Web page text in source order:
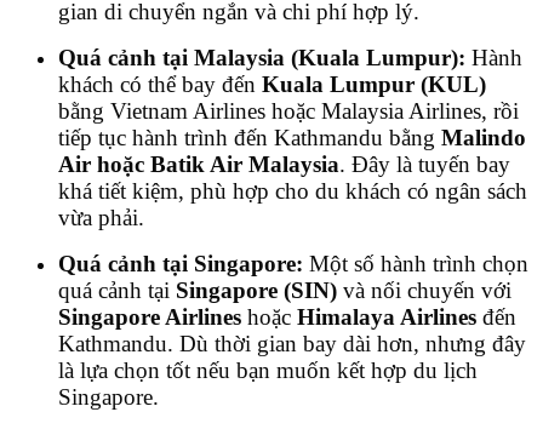
gian di chuyển ngắn và chi phí hợp lý.
Quá cảnh tại Malaysia (Kuala Lumpur): Hành
khách có thể bay đến Kuala Lumpur (KUL)
bằng Vietnam Airlines hoặc Malaysia Airlines, rồi
tiếp tục hành trình đến Kathmandu bằng Malindo
Air hoặc Batik Air Malaysia. Đây là tuyến bay
khá tiết kiệm, phù hợp cho du khách có ngân sách
vừa phải.
Quá cảnh tại Singapore: Một số hành trình chọn
quá cảnh tại Singapore (SIN) và nối chuyến với
Singapore Airlines hoặc Himalaya Airlines đến
Kathmandu. Dù thời gian bay dài hơn, nhưng đây
là lựa chọn tốt nếu bạn muốn kết hợp du lịch
Singapore.